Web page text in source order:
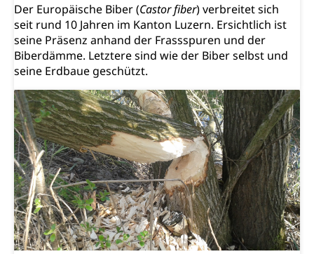
Der Europäische Biber (Castor fiber) verbreitet sich
seit rund 10 Jahren im Kanton Luzern. Ersichtlich ist
seine Präsenz anhand der Frassspuren und der
Biberdämme. Letztere sind wie der Biber selbst und
seine Erdbaue geschützt.
Verbraucherschutz
Unfallversicherung, Berufsunfallversicherung,
Krankheit, Unfall, Prämienverbilligung,
Krankenkasse
Krankenversicherung (WAS Luzern)
Prämienverbilligung (WAS Luzern)
Obligatorische Krankenversicherung (WAS
Luzern)
Kranken- und Unfallversicherung
Lebensmittelsicherheit
sichere Lebensmittel, Lebensmittelkontrolle,
Lebensmittelhygiene, Produktesicherheit
Trinkwasser
Lebensmittel
Prävention
Gesundheitsvorsorge, Wellness, Unfallverhütung,
Suchtprävention, Alkoholprävention,
Tabakprävention, Primärprävention,
Sekundärprävention, Tertiärprävention
Darmkrebsvorsorge
Soziale Sicherheit